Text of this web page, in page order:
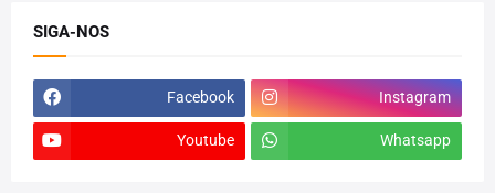
SIGA-NOS
Facebook Instagram
Youtube Whatsapp